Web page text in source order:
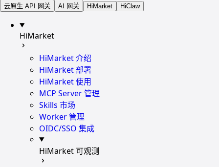
云原生 API 网关 AI 网关 HiMarket HiClaw
HiMarket
HiMarket 介绍
HiMarket 部署
HiMarket 使用
MCP Server 管理
Skills 市场
Worker 管理
OIDC/SSO 集成
HiMarket 可观测